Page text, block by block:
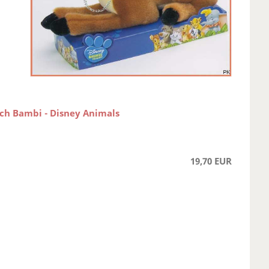
Bambi - Disney Animals
19,70 EUR